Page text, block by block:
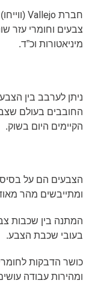
חברת Vallejo
צבעים וחומרי עזר
מיניאטורות וכ”ד.
ניתן לערבב בין
החובבים בעולם
הקיימים היום בשוק.
הצבעים הם על בסיס
ומתייבשים מהר
בעובי שכבת הצבע.
כושר הדבקות
ומהירות עבודה